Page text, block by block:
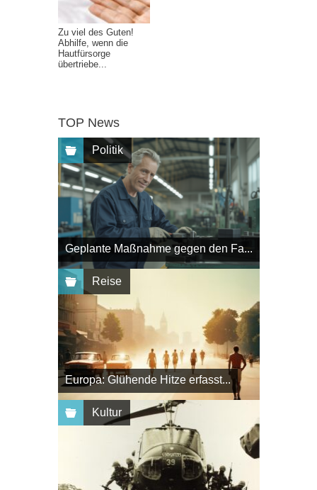
Zu viel des Guten!
Abhilfe, wenn die
Hautfürsorge
übertriebe...
TOP News
Politik
Geplante Maßnahme gegen den Fa...
Reise
Europa: Glühende Hitze erfasst...
Kultur